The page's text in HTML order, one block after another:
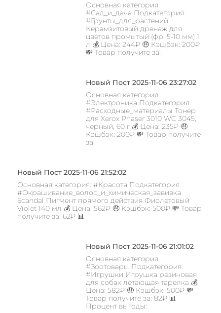
Основная категория:
#Сад_и_дача Подкатегория:
#Грунты_для_растений
Керамзитовый дренаж для
цветов промытый (фр. 5-10 мм) 1
л 💰 Цена: 244₽ 🤑 Кэшбэк: 200₽
💸 Товар получите за:
Новый Пост 2025-11-06 23:27:02
Основная категория:
#Электроника Подкатегория:
#Расходные_материалы Тонер
для Xerox Phaser 3010 WC 3045,
черный, 60 г 💰 Цена: 235₽ 🤑
Кэшбэк: 200₽ 💸 Товар получите
за:
Новый Пост 2025-11-06 21:52:02
Основная категория: #Красота Подкатегория:
#Окрашивание_волос_и_химическая_завивка
Scandal Пигмент прямого действия Фиолетовый
Violet 140 мл 💰 Цена: 562₽ 🤑 Кэшбэк: 500₽ 💸 Товар
получите за: 62₽ 📊
Новый Пост 2025-11-06 21:01:02
Основная категория:
#Зоотовары Подкатегория:
#Игрушки Игрушка резиновая
для собак летающая тарелка 💰
Цена: 582₽ 🤑 Кэшбэк: 500₽ 💸
Товар получите за: 82₽ 📊
Процент выгоды: